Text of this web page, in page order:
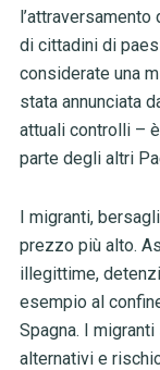
di cittadini di
considerate una
stata annunciata
attuali controlli –
parte degli altri
I migranti,
prezzo più alto.
illegittime,
esempio al
Spagna. I
alternativi e